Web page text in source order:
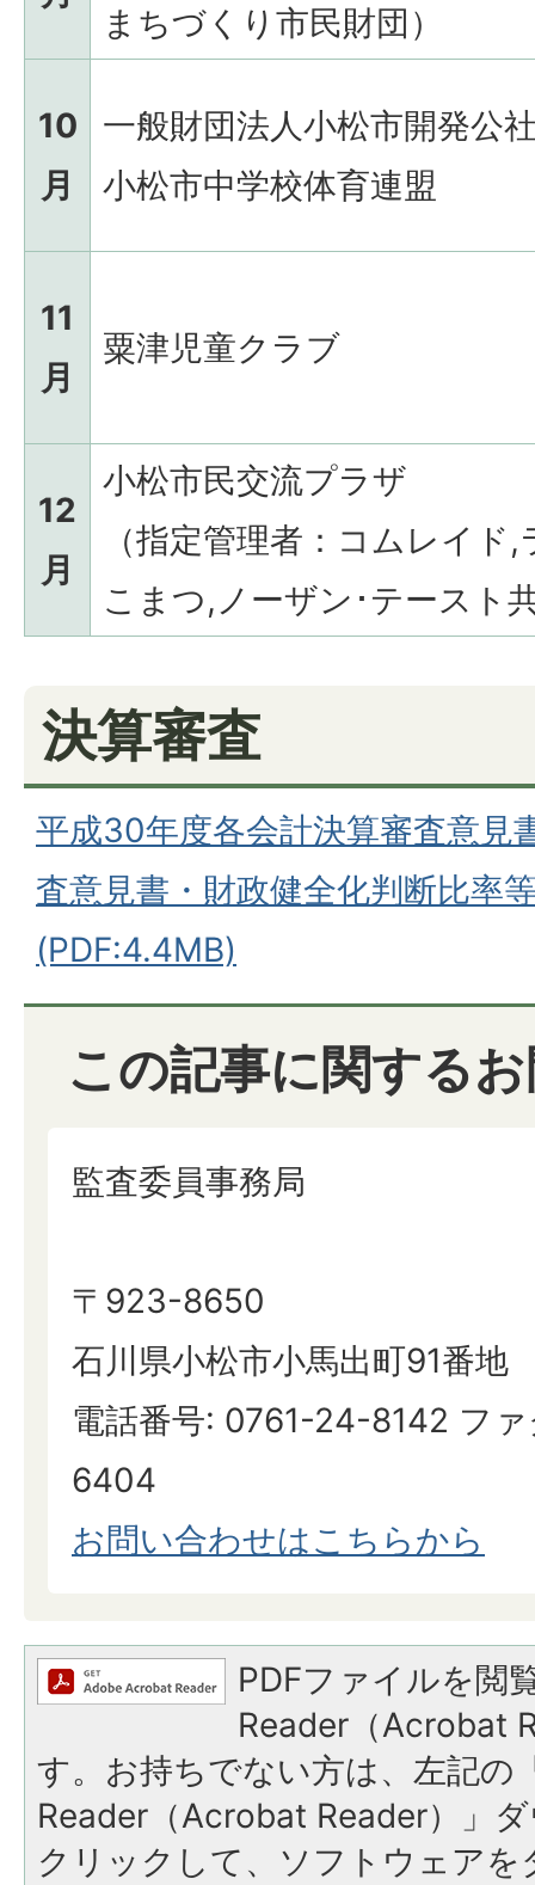
まちづくり市民財団）
10
月
一般財団法人小松市開発公
小松市中学校体育連盟
11
月
粟津児童クラブ
12
月
小松市民交流プラザ
（指定管理者：コムレイド,
こまつ,ノーザン･テースト
決算審査
平成30年度各会計決算審査意見
査意見書・財政健全化判断比率
(PDF:4.4MB)
この記事に関する
監査委員事務局
〒923-8650
石川県小松市小馬出町91番地
電話番号: 0761-24-8142 フ
6404
お問い合わせはこちらから
PDFファイルを閲
Reader（Acrobat
す。お持ちでない方は、左記の
Reader（Acrobat Reader）」
クリックして、ソフトウェア